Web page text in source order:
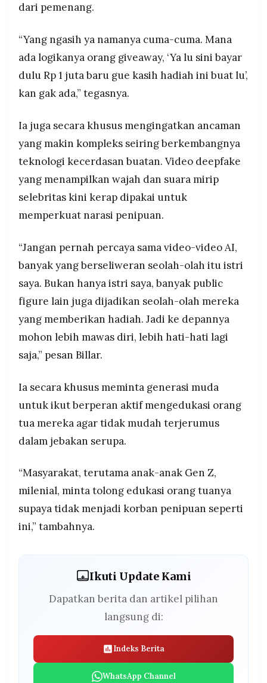
dari pemenang.
“Yang ngasih ya namanya cuma-cuma. Mana
ada logikanya orang giveaway, ‘Ya lu sini bayar
dulu Rp 1 juta baru gue kasih hadiah ini buat lu’,
kan gak ada,” tegasnya.
Ia juga secara khusus mengingatkan ancaman
yang makin kompleks seiring berkembangnya
teknologi kecerdasan buatan. Video deepfake
yang menampilkan wajah dan suara mirip
selebritas kini kerap dipakai untuk
memperkuat narasi penipuan.
“Jangan pernah percaya sama video-video AI,
banyak yang berseliweran seolah-olah itu istri
saya. Bukan hanya istri saya, banyak public
figure lain juga dijadikan seolah-olah mereka
yang memberikan hadiah. Jadi ke depannya
mohon lebih mawas diri, lebih hati-hati lagi
saja,” pesan Billar.
Ia secara khusus meminta generasi muda
untuk ikut berperan aktif mengedukasi orang
tua mereka agar tidak mudah terjerumus
dalam jebakan serupa.
“Masyarakat, terutama anak-anak Gen Z,
milenial, minta tolong edukasi orang tuanya
supaya tidak menjadi korban penipuan seperti
ini,” tambahnya.
Ikuti Update Kami
Dapatkan berita dan artikel pilihan
langsung di:
Indeks Berita
WhatsApp Channel